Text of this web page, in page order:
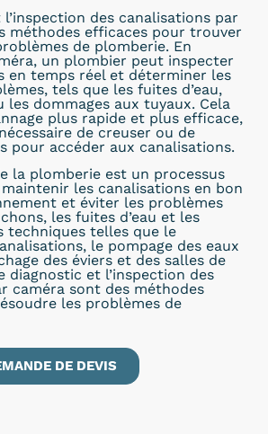
des canalisations par
méthodes efficaces pour trouver
de plomberie. En
un plombier peut inspecter
en temps réel et déterminer les
tels que les fuites d’eau,
les dommages aux tuyaux. Cela
plus rapide et plus efficace,
de creuser ou de
pour accéder aux canalisations.
la plomberie est un processus
les canalisations en bon
et éviter les problèmes
les fuites d’eau et les
techniques telles que le
le pompage des eaux
des éviers et des salles de
diagnostic et l’inspection des
caméra sont des méthodes
les problèmes de
DE DEVIS